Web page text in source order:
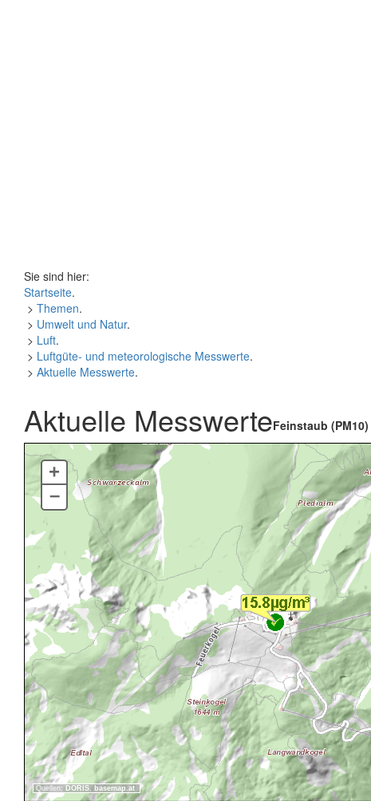
Sie sind hier:
Startseite.
> Themen.
> Umwelt und Natur.
> Luft.
> Luftgüte- und meteorologische Messwerte.
> Aktuelle Messwerte.
Aktuelle MesswerteFeinstaub (PM10)
Quellen: DORIS, basemap.at
+
–